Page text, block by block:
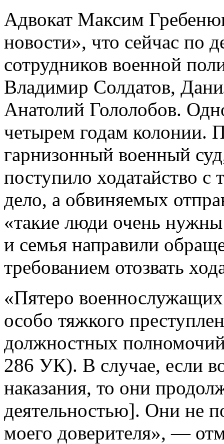
Адвокат Максим
новости», что сейчас по
сотрудников военной
Владимир Солдатов,
Анатолий Гололобов.
четырем годам колонии.
гарнизонный военный
поступило ходатайство с
дело, а обвиняемых
«такие люди очень
и семья направили
требованием отозвать
«Пятеро
особо тяжкого
должностных
286 УК). В случае, если
наказания, то они
деятельностью]. Они не
моего доверителя», —